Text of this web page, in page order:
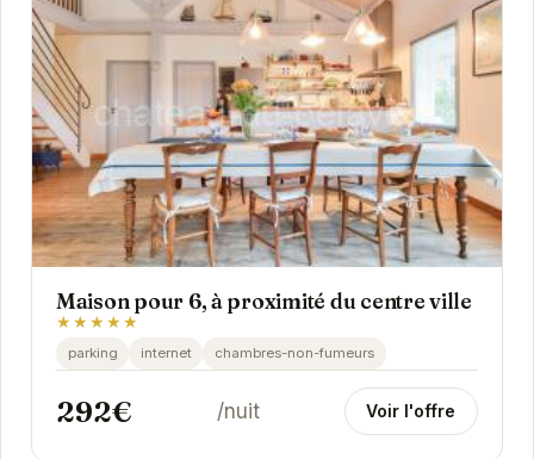
Maison pour 6, à proximité du centre ville
★★★★★
parking internet chambres-non-fumeurs
292€ /nuit Voir l'offre